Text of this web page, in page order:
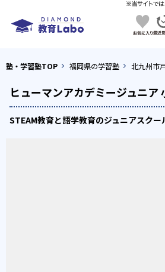
塾・学習塾TOP 福岡県の学習塾 北九州市
ヒューマンアカデミージュニア
STEAM教育と語学教育のジュニアスクー